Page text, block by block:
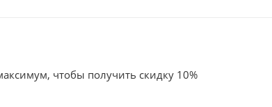
чтобы получить скидку 10%